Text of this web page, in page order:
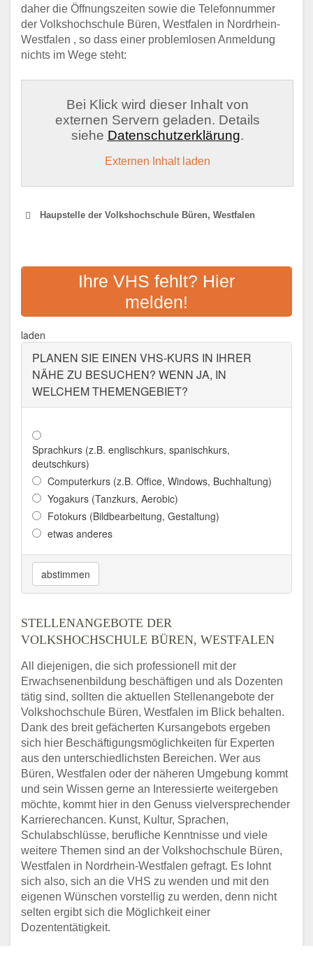
daher die Öffnungszeiten sowie die Telefonnummer
der Volkshochschule Büren, Westfalen in Nordrhein-
Westfalen , so dass einer problemlosen Anmeldung
nichts im Wege steht:
Bei Klick wird dieser Inhalt von
externen Servern geladen. Details
siehe Datenschutzerklärung.
Externen Inhalt laden
Haupstelle der Volkshochschule Büren, Westfalen
VHS VOR ORT
Adresse: Lange Straße 56, 33154 Salzkotten
Ihre VHS fehlt? Hier
melden!
laden
PLANEN SIE EINEN VHS-KURS IN IHRER
NÄHE ZU BESUCHEN? WENN JA, IN
WELCHEM THEMENGEBIET?
Sprachkurs (z.B. englischkurs, spanischkurs,
deutschkurs)
Computerkurs (z.B. Office, Windows, Buchhaltung)
Yogakurs (Tanzkurs, Aerobic)
Fotokurs (Bildbearbeitung, Gestaltung)
etwas anderes
abstimmen
STELLENANGEBOTE DER
VOLKSHOCHSCHULE BÜREN, WESTFALEN
All diejenigen, die sich professionell mit der
Erwachsenenbildung beschäftigen und als Dozenten
tätig sind, sollten die aktuellen Stellenangebote der
Volkshochschule Büren, Westfalen im Blick behalten.
Dank des breit gefächerten Kursangebots ergeben
sich hier Beschäftigungsmöglichkeiten für Experten
aus den unterschiedlichsten Bereichen. Wer aus
Büren, Westfalen oder der näheren Umgebung kommt
und sein Wissen gerne an Interessierte weitergeben
möchte, kommt hier in den Genuss vielversprechender
Karrierechancen. Kunst, Kultur, Sprachen,
Schulabschlüsse, berufliche Kenntnisse und viele
weitere Themen sind an der Volkshochschule Büren,
Westfalen in Nordrhein-Westfalen gefragt. Es lohnt
sich also, sich an die VHS zu wenden und mit den
eigenen Wünschen vorstellig zu werden, denn nicht
selten ergibt sich die Möglichkeit einer
Dozententätigkeit.